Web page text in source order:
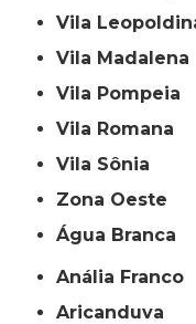
Vila
Vila Madalena
Vila Pompeia
Vila Romana
Vila Sônia
Zona Oeste
Água Branca
Anália Franco
Aricanduva